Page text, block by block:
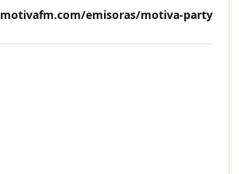
motivafm.com/emisoras/motiva-party